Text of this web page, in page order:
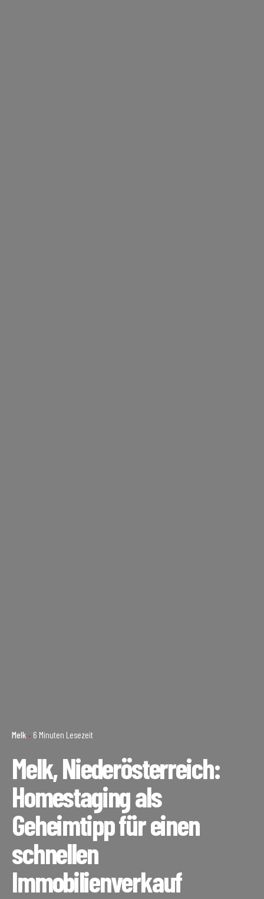
Melk 6 Minuten Lesezeit
Melk, Niederösterreich:
Homestaging als
Geheimtipp für einen
schnellen
Immobilienverkauf